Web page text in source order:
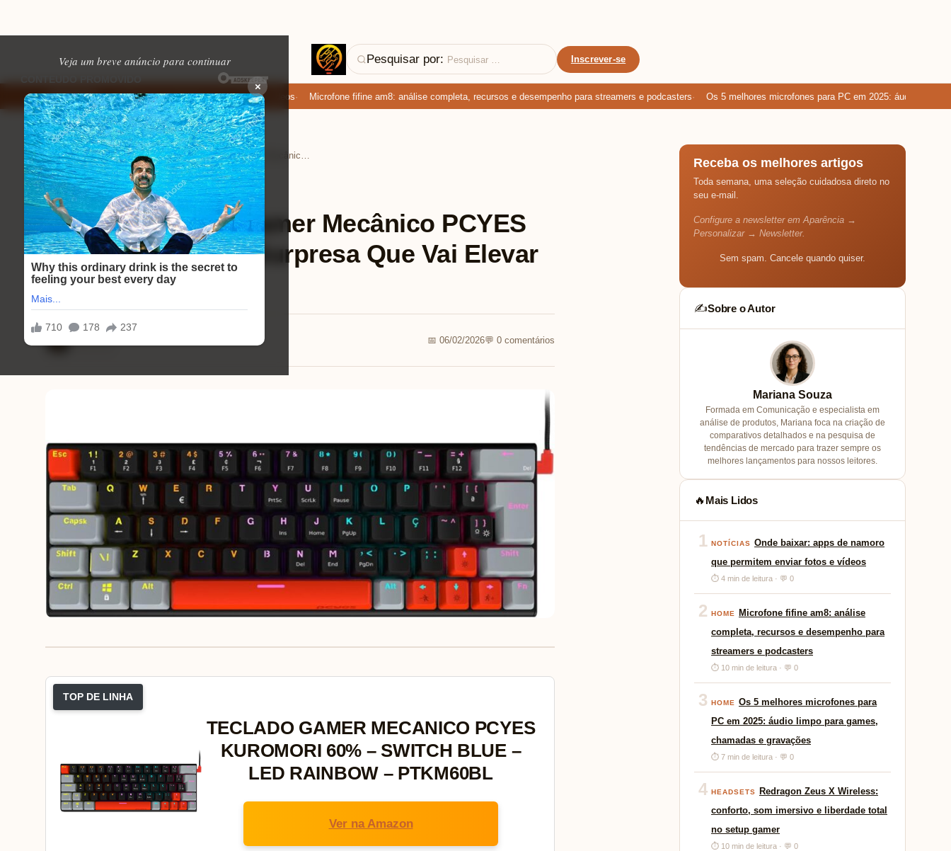
Veja um breve anúncio para continuar
×
Pesquisar por: Inscrever-se
EM ALTA
Onde baixar: apps de namoro que permitem enviar fotos e vídeos Microfone fifine am8: análise completa, recursos e desempenho para streamers e podcasters Os 5 melhores microfones para PC em 2025: áudio limpo para
Home › Eletrônicos ›
Eletrônicos ⏱ 9 min de leitura
Review Teclado Gamer Mecânico PCYES
Kuromori 60%: A Surpresa Que Vai Elevar
Seu Jogo!
Mariana Souza
06/02/2026
📅 06/02/2026💬 0 comentários
TOP DE LINHA
TECLADO GAMER MECANICO PCYES
KUROMORI 60% – SWITCH BLUE –
LED RAINBOW – PTKM60BL
Ver na Amazon
Receba os melhores artigos
Toda semana, uma seleção cuidadosa direto no
seu e-mail.
Configure a newsletter em Aparência →
Personalizar → Newsletter.
Sem spam. Cancele quando quiser.
✍️Sobre o Autor
Mariana Souza
Formada em Comunicação e especialista em
análise de produtos, Mariana foca na criação de
comparativos detalhados e na pesquisa de
tendências de mercado para trazer sempre os
melhores lançamentos para nossos leitores.
🔥 Mais Lidos
1 NOTÍCIAS Onde baixar: apps de namoro
que permitem enviar fotos e vídeos
⏱ 4 min de leitura · 💬 0
2 HOME
Microfone fifine am8: análise
completa, recursos e desempenho para
streamers e podcasters
⏱ 10 min de leitura · 💬 0
3 HOME
Os 5 melhores microfones para
PC em 2025: áudio limpo para games,
chamadas e gravações
⏱ 7 min de leitura · 💬 0
4 HEADSETS
Redragon Zeus X Wireless:
conforto, som imersivo e liberdade total
no setup gamer
⏱ 10 min de leitura · 💬 0